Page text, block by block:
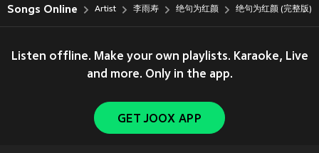
Songs Online Artist 李雨寿 绝句为红颜 绝句为红颜 (完整版)
Listen offline. Make your own playlists. Karaoke, Live
and more. Only in the app.
GET JOOX APP